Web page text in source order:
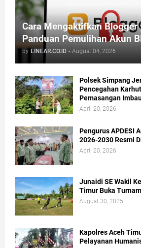
Cara Mengaktifkan Blogger
Panduan Pemulihan Akun
by LINEAR.CO.ID - August 04, 2026
Polsek Simpang
Pencegahan
Pemasangan
April 20, 2026
Pengurus APDESI
2026-2030 Resmi
April 20, 2026
Junaidi SE Wakil
Timur Buka
August 30, 2025
Kapolres Aceh
Pelayanan